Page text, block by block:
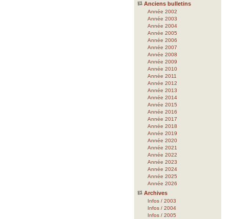
Anciens bulletins
Année 2002
Année 2003
Année 2004
Année 2005
Année 2006
Année 2007
Année 2008
Année 2009
Année 2010
Année 2011
Année 2012
Année 2013
Année 2014
Année 2015
Année 2016
Année 2017
Année 2018
Année 2019
Année 2020
Année 2021
Année 2022
Année 2023
Année 2024
Année 2025
Année 2026
Archives
Infos / 2003
Infos / 2004
Infos / 2005